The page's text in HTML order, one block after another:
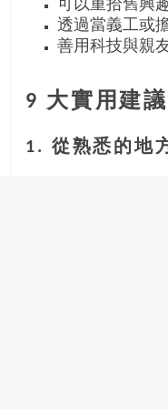
可以重拾舊興
透過當義工或
善用科技與親
9 大實用建
1. 從熟悉的地